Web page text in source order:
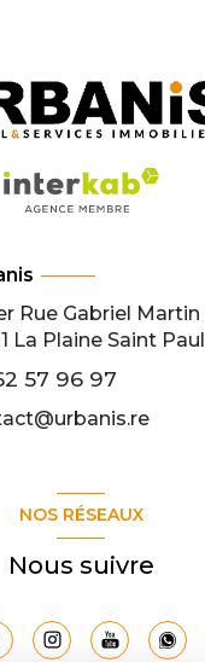
Rue Gabriel Martin
La Plaine Saint Paul
57 96 97
NOS RÉSEAUX
Nous suivre